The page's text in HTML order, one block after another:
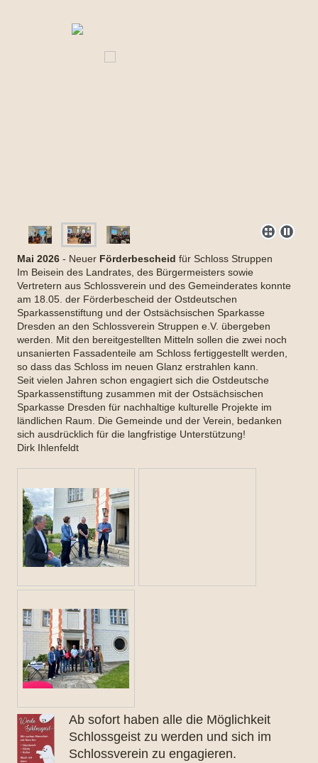
Mai 2026 - Neuer Förderbescheid für Schloss Struppen
Im Beisein des Landrates, des Bürgermeisters sowie
Vertretern aus Schlossverein und des Gemeinderates konnte
am 18.05. der Förderbescheid der Ostdeutschen
Sparkassenstiftung und der Ostsächsischen Sparkasse
Dresden an den Schlossverein Struppen e.V. übergeben
werden. Mit den bereitgestellten Mitteln sollen die zwei noch
unsanierten Fassadenteile am Schloss fertiggestellt werden,
so dass das Schloss im neuen Glanz erstrahlen kann.
Seit vielen Jahren schon engagiert sich die Ostdeutsche
Sparkassenstiftung zusammen mit der Ostsächsischen
Sparkasse Dresden für nachhaltige kulturelle Projekte im
ländlichen Raum. Die Gemeinde und der Verein, bedanken
sich ausdrücklich für die langfristige Unterstützung!
Dirk Ihlenfeldt
Ab sofort haben alle die Möglichkeit
Schlossgeist zu werden und sich im
Schlossverein zu engagieren.